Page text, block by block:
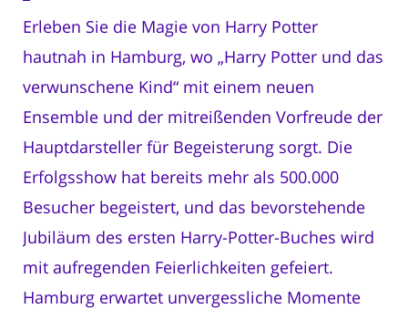
Erleben Sie die Magie von Harry Potter
hautnah in Hamburg, wo „Harry Potter und das
verwunschene Kind“ mit einem neuen
Ensemble und der mitreißenden Vorfreude der
Hauptdarsteller für Begeisterung sorgt. Die
Erfolgsshow hat bereits mehr als 500.000
Besucher begeistert, und das bevorstehende
Jubiläum des ersten Harry-Potter-Buches wird
mit aufregenden Feierlichkeiten gefeiert.
Hamburg erwartet unvergessliche Momente